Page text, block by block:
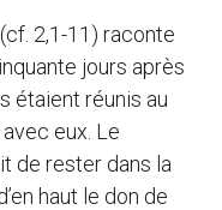
2,1-11) raconte
jours après
étaient réunis au
eux. Le
de rester dans la
haut le don de